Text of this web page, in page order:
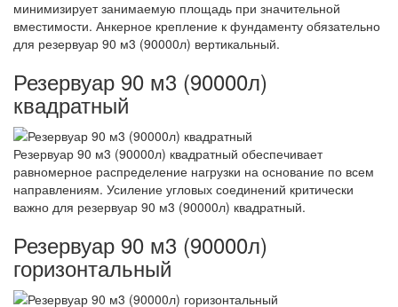
минимизирует занимаемую площадь при значительной
вместимости. Анкерное крепление к фундаменту обязательно
для резервуар 90 м3 (90000л) вертикальный.
Резервуар 90 м3 (90000л)
квадратный
Резервуар 90 м3 (90000л) квадратный обеспечивает
равномерное распределение нагрузки на основание по всем
направлениям. Усиление угловых соединений критически
важно для резервуар 90 м3 (90000л) квадратный.
Резервуар 90 м3 (90000л)
горизонтальный